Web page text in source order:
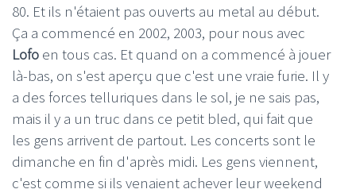
80. Et ils n'étaient pas ouverts au metal au début.
Ça a commencé en 2002, 2003, pour nous avec
Lofo en tous cas. Et quand on a commencé à jouer
là-bas, on s'est aperçu que c'est une vraie furie. Il y
a des forces telluriques dans le sol, je ne sais pas,
mais il y a un truc dans ce petit bled, qui fait que
les gens arrivent de partout. Les concerts sont le
dimanche en fin d'après midi. Les gens viennent,
c'est comme si ils venaient achever leur weekend